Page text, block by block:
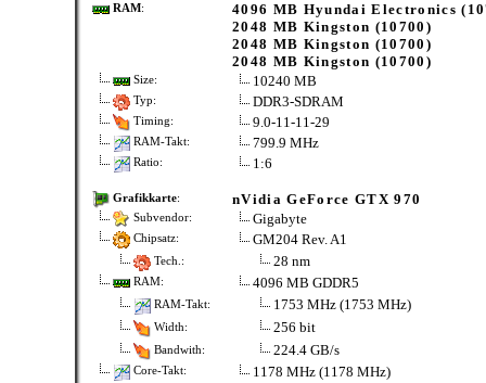
RAM:
4096 MB Hyundai Electronics
2048 MB Kingston (10700)
2048 MB Kingston (10700)
2048 MB Kingston (10700)
Size: 10240 MB
Typ: DDR3-SDRAM
Timing: 9.0-11-11-29
RAM-Takt: 799.9 MHz
Ratio: 1:6
Grafikkarte: nVidia GeForce GTX 970
Subvendor: Gigabyte
Chipsatz: GM204 Rev. A1
Tech.: 28 nm
RAM: 4096 MB GDDR5
RAM-Takt: 1753 MHz (1753 MHz)
Width: 256 bit
Bandwith: 224.4 GB/s
Core-Takt: 1178 MHz (1178 MHz)